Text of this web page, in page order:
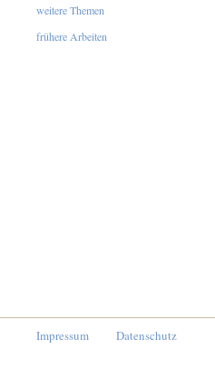
weitere Themen
frühere Arbeiten
Impressum Datenschutz